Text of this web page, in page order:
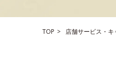
TOP 店舗サービス・キ